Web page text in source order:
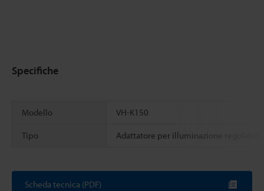
Specifiche
Modello VH-K150
Tipo Adattatore per illuminazione regolabile
Scheda tecnica (PDF)